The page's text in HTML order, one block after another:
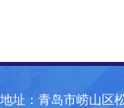
地址：青岛市崂山区